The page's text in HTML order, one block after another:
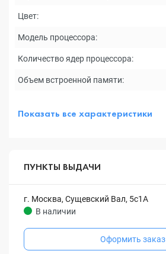
Цвет:
Модель процессора:
Количество ядер процессора:
Объем встроенной памяти:
Показать все характеристики
ПУНКТЫ ВЫДАЧИ
г. Москва, Сущевский Вал, 5с1А
В наличии
Оформить заказ